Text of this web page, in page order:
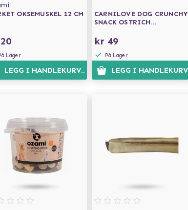
OKSEMUSKEL 12 CM
Lager
LEGG I HANDLEKURVEN
CARNILOVE DOG CRUNCHY
SNACK OSTRICH
kr 49
På Lager
LEGG I